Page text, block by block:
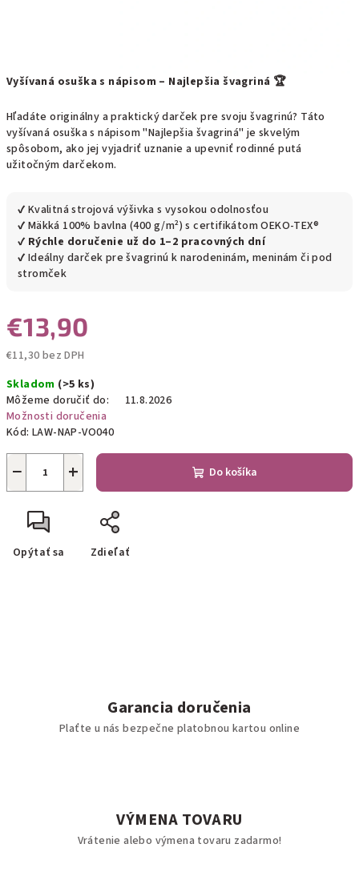
Vyšívaná osuška s nápisom – Najlepšia švagriná 🏆
Hľadáte originálny a praktický darček pre svoju švagrinú? Táto
vyšívaná osuška s nápisom "Najlepšia švagriná" je skvelým
spôsobom, ako jej vyjadriť uznanie a upevniť rodinné putá
užitočným darčekom.
✔ Kvalitná strojová výšivka s vysokou odolnosťou
✔ Mäkká 100% bavlna (400 g/m²) s certifikátom OEKO-TEX®
✔ Rýchle doručenie už do 1–2 pracovných dní
✔ Ideálny darček pre švagrinú k narodeninám, meninám či pod
stromček
€13,90
€11,30 bez DPH
cena:
Skladom (>5 ks)
Môžeme doručiť do:
11.8.2026
Možnosti doručenia
Kód: LAW-NAP-VO040
+
− Do košíka
Opýtať sa Zdieľať
Garancia doručenia
Plaťte u nás bezpečne platobnou kartou online
VÝMENA TOVARU
Vrátenie alebo výmena tovaru zadarmo!